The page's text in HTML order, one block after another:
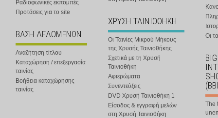
Ραδιοφωνικές εκπομπές
Προτάσεις για το site
ΒΑΣΗ ΔΕΔΟΜΕΝΩΝ
Αναζήτηση τίτλου
Καταχώρηση / επεξεργασία
ταινίας
Βοήθεια καταχώρησης
ταινίας
ΧΡΥΣΗ ΤΑΙΝΙΟΘΗΚΗ
Οι Ταινίες Μικρού Μήκους
της Χρυσής Ταινιοθήκης
Σχετικά με τη Χρυσή
Ταινιοθήκη
Αφιερώματα
Συνεντεύξεις
DVD Χρυσή Ταινιοθήκη 1
Είσοδος & εγγραφή μελών
στη Χρυσή Ταινιοθήκη
Οι
The